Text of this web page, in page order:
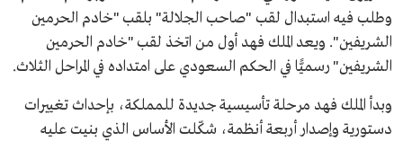
وطلب فيه استبدال لقب "صاحب الجلالة" بلقب "خادم الحرمين
الشريفين". ويعد الملك فهد أول من اتخذ لقب "خادم الحرمين
الشريفين" رسميًّا في الحكم السعودي على امتداده في المراحل الثلاث.
وبدأ الملك فهد مرحلة تأسيسية جديدة للمملكة، بإحداث تغييرات
دستورية وإصدار أربعة أنظمة، شكّلت الأساس الذي بنيت عليه